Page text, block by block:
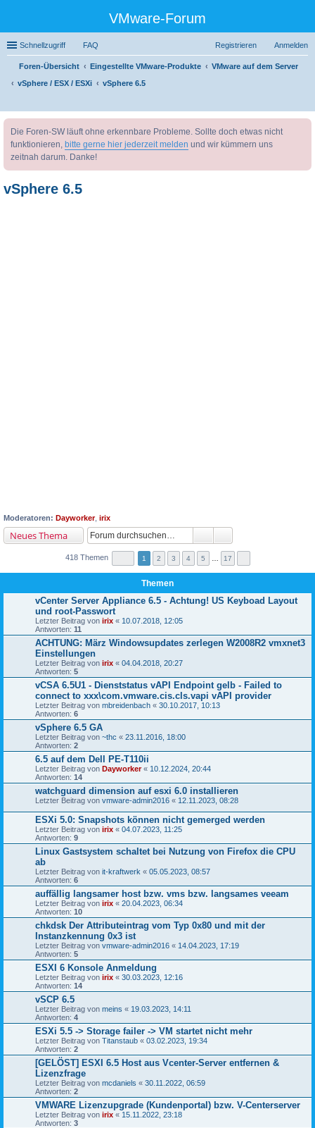
VMware-Forum
Schnellzugriff FAQ Anmelden
Registrieren
Foren-Übersicht Eingestellte VMware-Produkte
VMware auf dem Server
vSphere / ESX / ESXi
vSphere 6.5
uc
Die Foren-SW läuft ohne erkennbare Probleme. Sollte doch etwas nicht
funktionieren, bitte gerne hier jederzeit melden und wir kümmern uns
zeitnah darum. Danke!
vSphere 6.5
Moderatoren: Dayworker, irix
Neues Thema
418 Themen 1 2 3 4 5 17
Themen
vCenter Server Appliance 6.5 - Achtung! US Keyboad Layout
und root-Passwort
Letzter Beitrag von irix « 10.07.2018, 12:05
Antworten: 11
ACHTUNG: März Windowsupdates zerlegen W2008R2 vmxnet3
Einstellungen
Letzter Beitrag von irix « 04.04.2018, 20:27
Antworten: 5
vCSA 6.5U1 - Dienststatus vAPI Endpoint gelb - Failed to
connect to xxx\com.vmware.cis.cls.vapi vAPI provider
Letzter Beitrag von mbreidenbach « 30.10.2017, 10:13
Antworten: 6
vSphere 6.5 GA
Letzter Beitrag von ~thc « 23.11.2016, 18:00
Antworten: 2
6.5 auf dem Dell PE-T110ii
Letzter Beitrag von Dayworker« 10.12.2024, 20:44
Antworten: 14
watchguard dimension auf esxi 6.0 installieren
Letzter Beitrag von vmware-admin2016 « 12.11.2023, 08:28
ESXi 5.0: Snapshots können nicht gemerged werden
Letzter Beitrag von irix « 04.07.2023, 11:25
Antworten: 9
Linux Gastsystem schaltet bei Nutzung von Firefox die CPU
ab
Letzter Beitrag von it-kraftwerk « 05.05.2023, 08:57
Antworten: 6
auffällig langsamer host bzw. vms bzw. langsames veeam
Letzter Beitrag von irix « 20.04.2023, 06:34
Antworten: 10
chkdsk Der Attributeintrag vom Typ 0x80 und mit der
Instanzkennung 0x3 ist
Letzter Beitrag von vmware-admin2016 « 14.04.2023, 17:19
Antworten: 5
ESXI 6 Konsole Anmeldung
Letzter Beitrag von irix « 30.03.2023, 12:16
Antworten: 14
vSCP 6.5
Letzter Beitrag von meins « 19.03.2023, 14:11
Antworten: 4
ESXi 5.5 -> Storage failer -> VM startet nicht mehr
Letzter Beitrag von Titanstaub « 03.02.2023, 19:34
Antworten: 2
[GELÖST] ESXI 6.5 Host aus Vcenter-Server entfernen &
Lizenzfrage
Letzter Beitrag von mcdaniels « 30.11.2022, 06:59
Antworten: 2
VMWARE Lizenzupgrade (Kundenportal) bzw. V-Centerserver
Letzter Beitrag von irix « 15.11.2022, 23:18
Antworten: 3